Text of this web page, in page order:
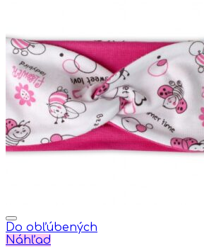
multiple
variants.
The
options
may
be
chosen
on
the
product
Do obľúbených
Náhľad